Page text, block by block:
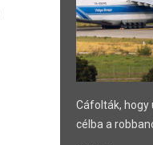
Cáfolták,
célba a